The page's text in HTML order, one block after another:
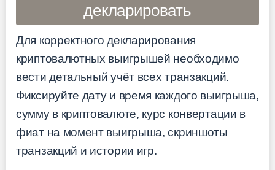
декларировать
Для корректного декларирования
криптовалютных выигрышей необходимо
вести детальный учёт всех транзакций.
Фиксируйте дату и время каждого выигрыша,
сумму в криптовалюте, курс конвертации в
фиат на момент выигрыша, скриншоты
транзакций и истории игр.